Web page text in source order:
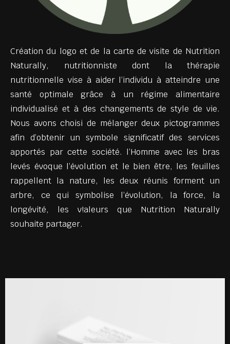
Création du logo et de la carte de visite de Nutrition
Naturally, nutritionniste dont la thérapie
nutritionnelle vise à aider l’individu à atteindre une
santé optimale grâce à un régime alimentaire
individualisé et à des changements de style de vie.
Nous avons choisi de mélanger deux pictogrammes
afin d’obtenir un symbole significatif des services
apportés par cette société. l’Homme avec les bras
levés évoque l’évolution et le bien être, les feuilles
rappellent la nature, les deux réunis forment un
arbre, ce qui symbolise l’évolution, la force, la
longévité, les v!aleurs que Nutrition Naturally
souhaite partager.